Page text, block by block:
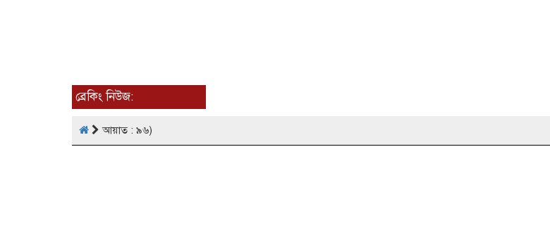
ব্রেকিং নিউজ:
আয়াত : ৯৬)